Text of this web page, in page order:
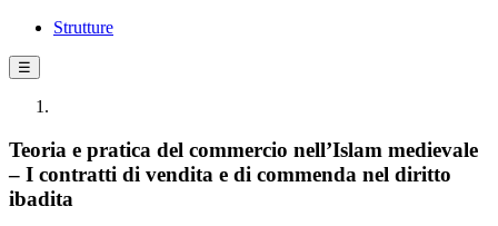
Strutture
☰
Teoria e pratica del commercio nell’Islam medievale
– I contratti di vendita e di commenda nel diritto
ibadita